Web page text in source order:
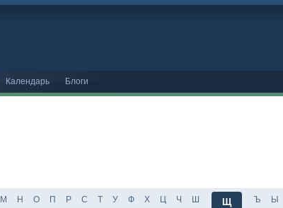
Календарь Блоги
М Н О П Р С Т У Ф Х Ц Ч Ш Щ Ъ Ы